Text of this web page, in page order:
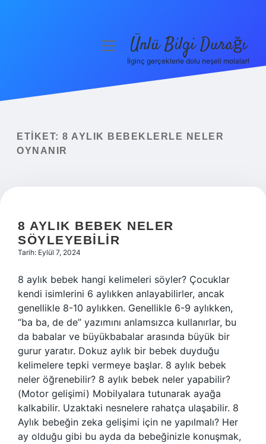
Yasal Uyarı
menüyüÜnlü Bilgi Durağı
İlginç gerçeklerle dolu neşeli molalar!
ETIKET: 8 AYLIK BEBEKLERLE NELER
OYNANIR
8 AYLIK BEBEK NELER
SÖYLEYEBILIR
Tarih: Eylül 7, 2024
8 aylık bebek hangi kelimeleri söyler? Çocuklar
kendi isimlerini 6 aylıkken anlayabilirler, ancak
genellikle 8-10 aylıkken. Genellikle 6-9 aylıkken,
“ba ba, de de” yazımını anlamsızca kullanırlar, bu
da babalar ve büyükbabalar arasında büyük bir
gurur yaratır. Dokuz aylık bir bebek duyduğu
kelimelere tepki vermeye başlar. 8 aylık bebek
neler öğrenebilir? 8 aylık bebek neler yapabilir?
(Motor gelişimi) Mobilyalara tutunarak ayağa
kalkabilir. Uzaktaki nesnelere rahatça ulaşabilir. 8
Aylık bebeğin zeka gelişimi için ne yapılmalı? Her
ay olduğu gibi bu ayda da bebeğinizle konuşmak,